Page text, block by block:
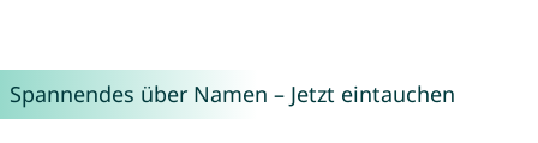
Spannendes über Namen – Jetzt eintauchen